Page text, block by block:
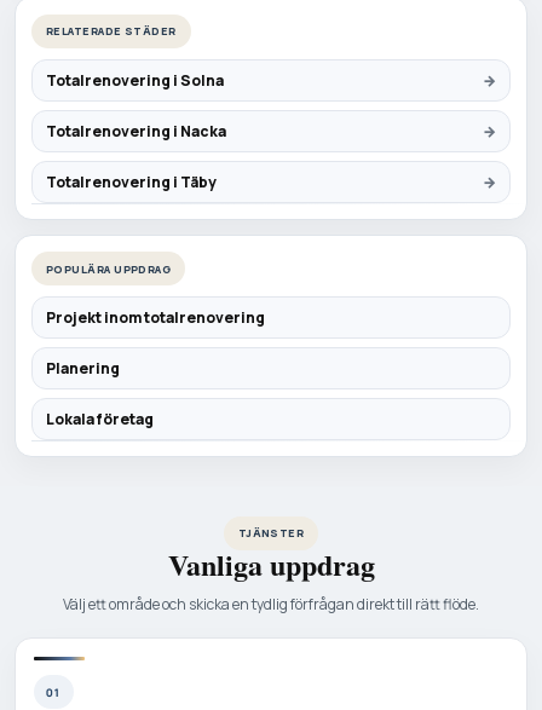
RELATERADE STÄDER
Totalrenovering i Solna
Totalrenovering i Nacka
Totalrenovering i Täby
POPULÄRA UPPDRAG
Projekt inom totalrenovering
Planering
Lokala företag
TJÄNSTER
Vanliga uppdrag
Välj ett område och skicka en tydlig förfrågan direkt till rätt flöde.
01